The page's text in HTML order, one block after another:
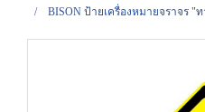
BISON ป้ายเครื่องหมายจราจร "